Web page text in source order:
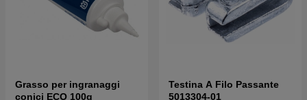
Grasso per ingranaggi
conici ECO 100g
Testina A Filo Passante
5013304-01